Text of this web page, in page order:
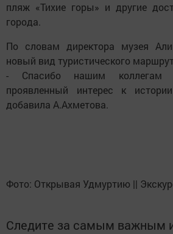
пляж «Тихие горы» и другие
города.
По словам директора музея
новый вид туристического
- Спасибо нашим коллегам
проявленный интерес к
добавила А.Ахметова.
Фото: Открывая Удмуртию ||
Следите за самым важным